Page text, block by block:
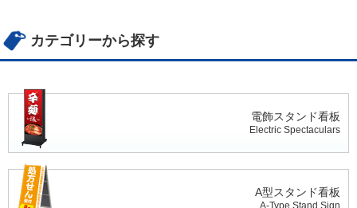
カテゴリーから探す
電飾スタンド看板
Electric Spectaculars
A型スタンド看板
A-Type Stand Sign